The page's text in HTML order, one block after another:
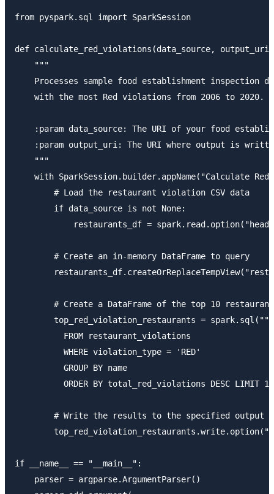
from pyspark.sql import SparkSession
def calculate_red_violations(data_source,
    """
Processes sample food establishment inspection
    with the most Red violations from 2006 to 2020.
:param data_source: The URI of your food
:param output_uri: The URI where output is
    """
with SparkSession.builder.appName("Calculate
        # Load the restaurant violation CSV data
        if data_source is not None:
restaurants_df =
        # Create an in-memory DataFrame to query
# Create a DataFrame of the top 10
top_red_violation_restaurants =
          FROM restaurant_violations
          WHERE violation_type = 'RED'
          GROUP BY name
ORDER BY total_red_violations DESC LIMIT
# Write the results to the specified output
if __name__ == "__main__":
    parser = argparse.ArgumentParser()